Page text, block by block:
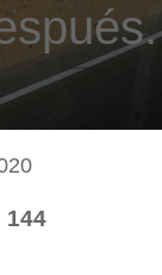
144